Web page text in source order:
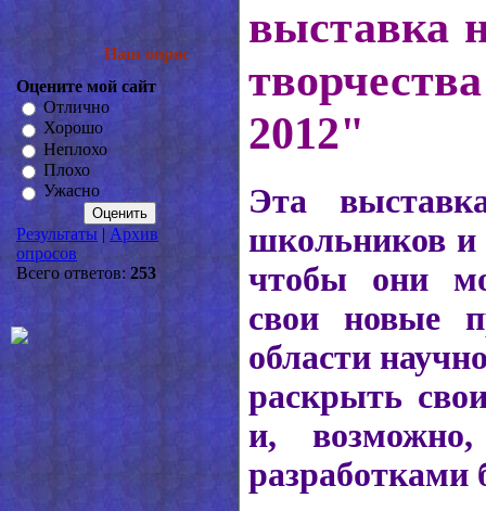
Наш опрос
Оцените мой сайт
Отлично
Хорошо
Неплохо
Плохо
Ужасно
Результаты | Архив
опросов
Всего ответов: 253
выставка
2012"
Эта
школьников и
чтобы они
свои новые
области
раскрыть
и, возможно,
разработками